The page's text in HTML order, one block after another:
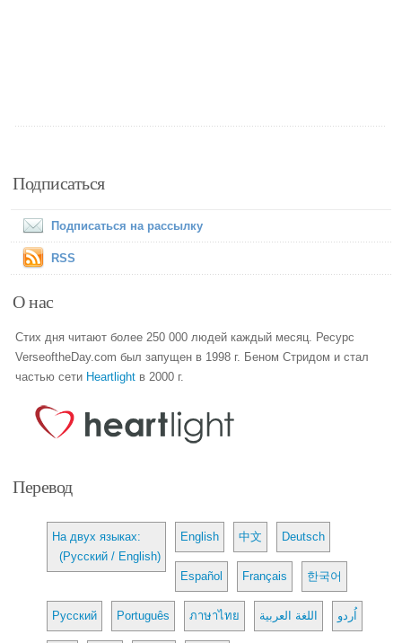
Подписаться
Подписаться на рассылку
RSS
О нас
Стих дня читают более 250 000 людей каждый месяц. Ресурс
VerseoftheDay.com был запущен в 1998 г. Беном Стридом и стал
частью сети Heartlight в 2000 г.
Перевод
На двух языках:
(Русский / English)
English 中文 Deutsch
Español Français 한국어
Русский Português ภาษาไทย اللغة العربية اُردو